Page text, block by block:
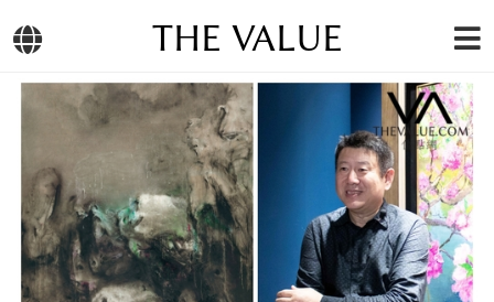
THE VALUE